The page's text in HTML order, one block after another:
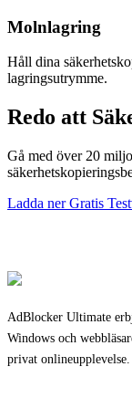
Molnlagring
Håll dina
lagringsutrymme.
Redo att
Gå med över 20
Ladda ner Gratis
AdBlocker Ultimate
Windows och
privat onlineupplevelse.